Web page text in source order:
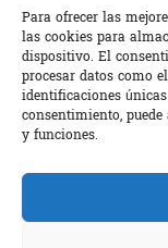
Para ofrecer las
las cookies para
dispositivo. El
procesar datos como
identificaciones
consentimiento,
y funciones.
Hazte
C/ Camino
Copyright